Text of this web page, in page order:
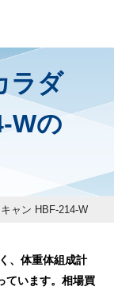
ラダ
Wの
ャン HBF-214-W
、体重体組成計
ています。相場買